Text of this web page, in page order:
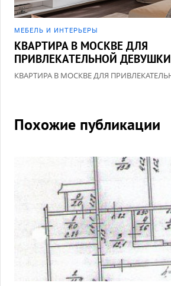
МЕБЕЛЬ И ИНТЕРЬЕРЫ
КВАРТИРА В МОСКВЕ ДЛЯ
ПРИВЛЕКАТЕЛЬНОЙ ДЕВУШКИ
КВАРТИРА В МОСКВЕ ДЛЯ
Похожие публикации